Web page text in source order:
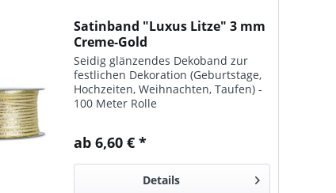
Satinband "Luxus Litze" 3 mm
Creme-Gold
Seidig glänzendes Deko­band zur
fest­lichen Dekora­tion (Geburts­tage,
Hoch­zeiten, Weihnachten, Taufen) -
100 Meter Rolle
ab 6,60 € *
Details